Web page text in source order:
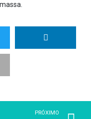
PRÓXIMO